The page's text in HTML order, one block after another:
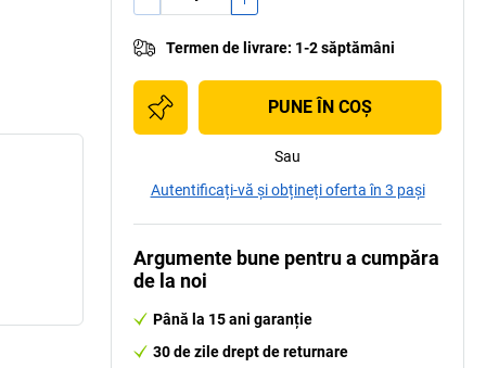
Termen de livrare: 1-2 săptămâni
PUNE ÎN COŞ
Sau
Autentificați-vă și obțineți oferta în 3 pași
Argumente bune pentru a cumpăra
de la noi
Până la 15 ani garanție
30 de zile drept de returnare